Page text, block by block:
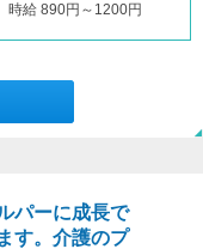
時給 890円～1200円
パーに成長で
す。介護のプ